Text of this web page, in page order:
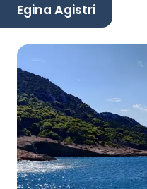
Egina Agistri